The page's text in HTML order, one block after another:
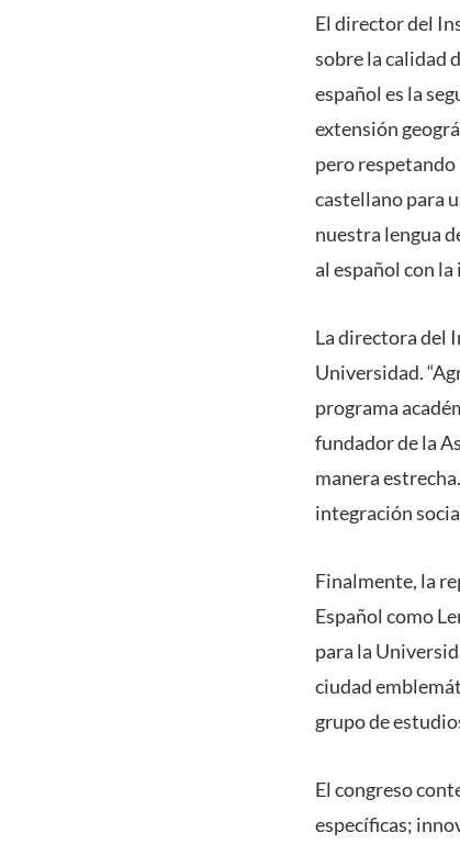
El director del
sobre la calidad
español es la
extensión
pero respetando
castellano para
nuestra lengua
al español con
La directora del
Universidad.
programa
fundador de la
manera
integración
Finalmente, la
Español como
para la
ciudad
grupo de
El congreso
específicas;